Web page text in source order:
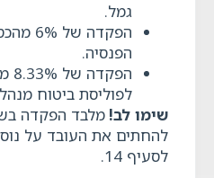
גמל.
הפקדה
הפנסיה.
לפוליסת ביטוח
שימו לב! מלבד הפקדה
להחתים את העובד על
לסעיף 14.